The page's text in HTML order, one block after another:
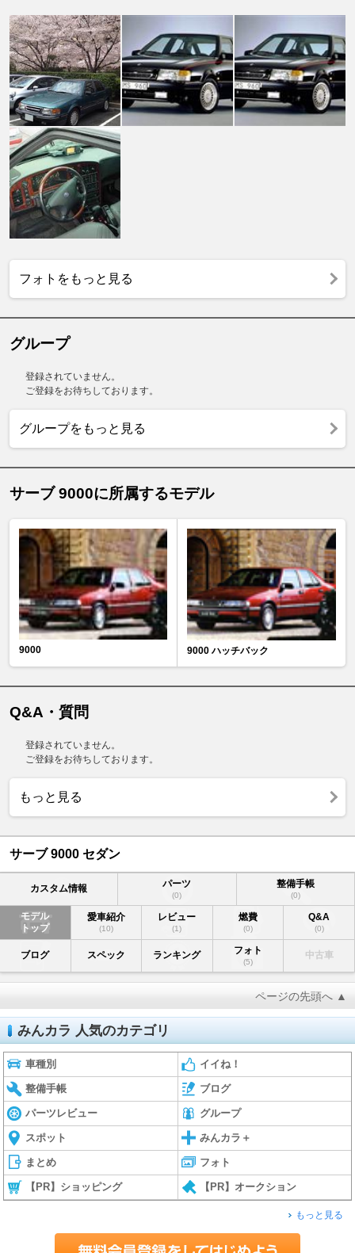
フォトをもっと見る
グループ
登録されていません。
ご登録をお待ちしております。
グループをもっと見る
サーブ 9000に所属するモデル
9000 9000 ハッチバック
Q&A・質問
登録されていません。
ご登録をお待ちしております。
もっと見る
サーブ 9000 セダン
カスタム情報 パーツ
(0)
整備手帳
(0)
モデル
トップ
愛車紹介
(10)
レビュー
(1)
燃費
(0)
Q&A
(0)
ブログ スペック ランキング フォト
(5)
中古車
ページの先頭へ ▲
みんカラ 人気のカテゴリ
車種別 イイね！
整備手帳 ブログ
パーツレビュー グループ
スポット みんカラ＋
まとめ フォト
【PR】ショッピング 【PR】オークション
もっと見る